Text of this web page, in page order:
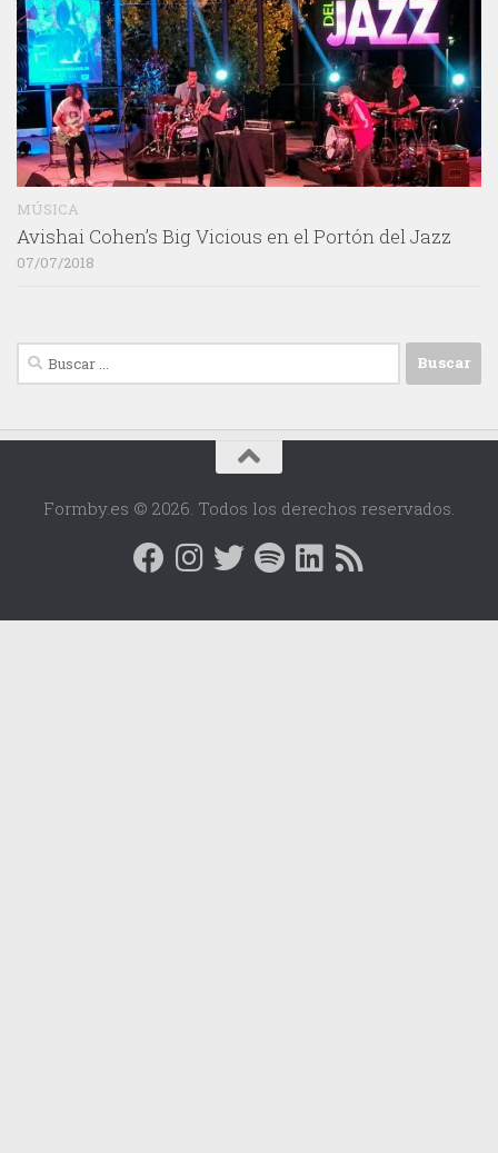
MÚSICA
Avishai Cohen’s Big Vicious en el Portón del Jazz
07/07/2018
Buscar:
Formby.es © 2026. Todos los derechos reservados.